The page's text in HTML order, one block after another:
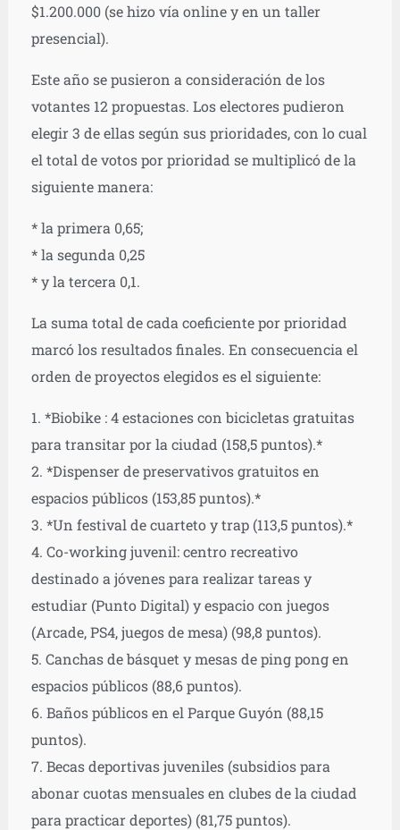
$1.200.000 (se hizo vía online y en un taller
presencial).
Este año se pusieron a consideración de los
votantes 12 propuestas. Los electores pudieron
elegir 3 de ellas según sus prioridades, con lo cual
el total de votos por prioridad se multiplicó de la
siguiente manera:
* la primera 0,65;
* la segunda 0,25
* y la tercera 0,1.
La suma total de cada coeficiente por prioridad
marcó los resultados finales. En consecuencia el
orden de proyectos elegidos es el siguiente:
1. *Biobike : 4 estaciones con bicicletas gratuitas
para transitar por la ciudad (158,5 puntos).*
2. *Dispenser de preservativos gratuitos en
espacios públicos (153,85 puntos).*
3. *Un festival de cuarteto y trap (113,5 puntos).*
4. Co-working juvenil: centro recreativo
destinado a jóvenes para realizar tareas y
estudiar (Punto Digital) y espacio con juegos
(Arcade, PS4, juegos de mesa) (98,8 puntos).
5. Canchas de básquet y mesas de ping pong en
espacios públicos (88,6 puntos).
6. Baños públicos en el Parque Guyón (88,15
puntos).
7. Becas deportivas juveniles (subsidios para
abonar cuotas mensuales en clubes de la ciudad
para practicar deportes) (81,75 puntos).